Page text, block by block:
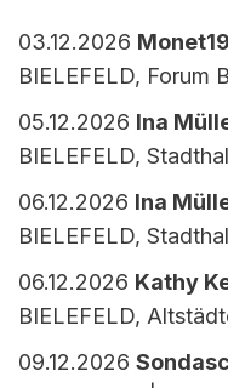
03.12.2026
BIELEFELD, Forum
05.12.2026 Ina
BIELEFELD,
06.12.2026 Ina
BIELEFELD,
06.12.2026 Kathy
BIELEFELD,
09.12.2026